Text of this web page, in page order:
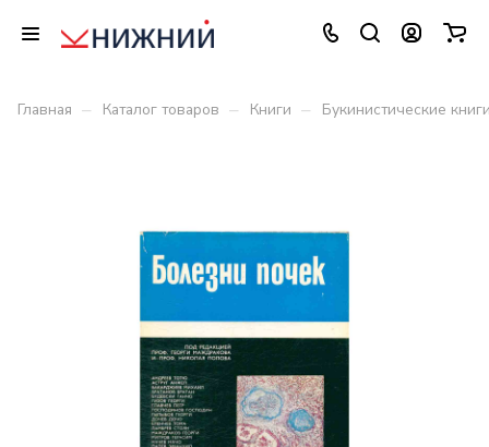
Главная – Каталог товаров – Книги – Букинистические